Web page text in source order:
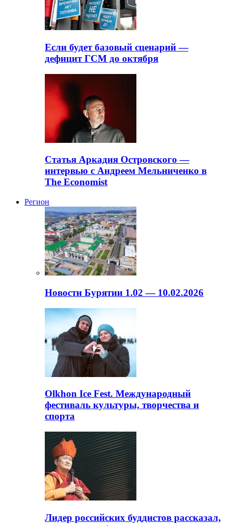
Если будет базовый сценарий —
дефицит ГСМ до октября
Статья Аркадия Островского —
интервью с Андреем Мельниченко в
The Economist
Регион
Новости Бурятии 1.02 — 10.02.2026
Olkhon Ice Fest. Международный
фестиваль культуры, творчества и
спорта
Лидер российских буддистов рассказал,